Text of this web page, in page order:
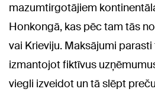
mazumtirgotājiem
Honkongā, kas pēc tam tās
vai Krieviju. Maksājumi
izmantojot fiktīvus
viegli izveidot un tā slēpt